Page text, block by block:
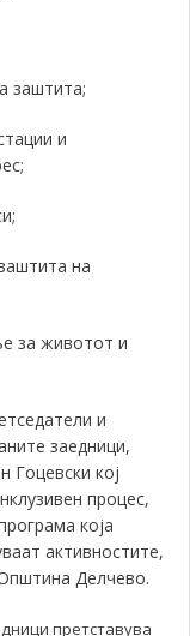
заштита;
и
на
за животот и
и
заедници,
Гоцевски кој
процес,
која
активностите,
Делчево.
претставува